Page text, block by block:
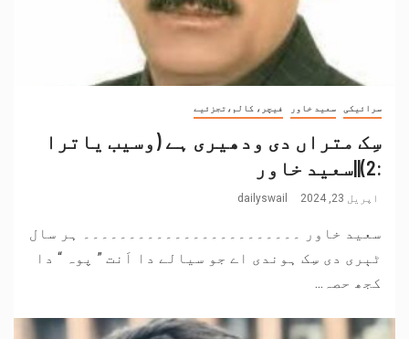
سرائیکی سعید خاور فیچر، کالم،تجزئیے
سِک متراں دی ودھیری ہے (وسیب یاترا
:2)||سعید خاور
اپریل 23, 2024 dailyswail
سعید خاور ۔۔۔۔۔۔۔۔۔۔۔۔۔۔۔۔۔۔۔۔۔۔۔۔ ہر سال
ٹٻری دی سِک ہوندی اے جو سیالے دا اَنت ” پوہ “ دا
کجھ حصہ...